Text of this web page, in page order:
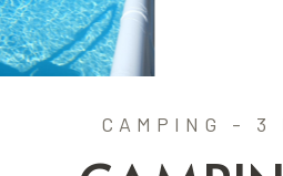
CAMPING - 3